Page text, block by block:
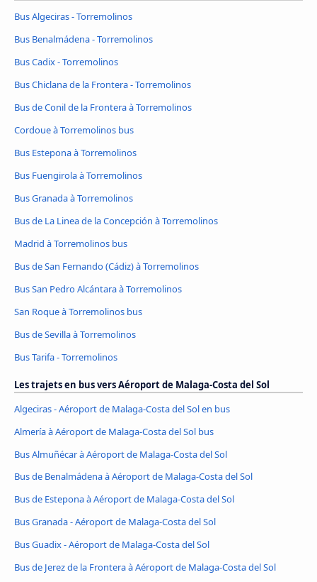
Bus Algeciras - Torremolinos
Bus Benalmádena - Torremolinos
Bus Cadix - Torremolinos
Bus Chiclana de la Frontera - Torremolinos
Bus de Conil de la Frontera à Torremolinos
Cordoue à Torremolinos bus
Bus Estepona à Torremolinos
Bus Fuengirola à Torremolinos
Bus Granada à Torremolinos
Bus de La Linea de la Concepción à Torremolinos
Madrid à Torremolinos bus
Bus de San Fernando (Cádiz) à Torremolinos
Bus San Pedro Alcántara à Torremolinos
San Roque à Torremolinos bus
Bus de Sevilla à Torremolinos
Bus Tarifa - Torremolinos
Les trajets en bus vers Aéroport de Malaga-Costa del Sol
Algeciras - Aéroport de Malaga-Costa del Sol en bus
Almería à Aéroport de Malaga-Costa del Sol bus
Bus Almuñécar à Aéroport de Malaga-Costa del Sol
Bus de Benalmádena à Aéroport de Malaga-Costa del Sol
Bus de Estepona à Aéroport de Malaga-Costa del Sol
Bus Granada - Aéroport de Malaga-Costa del Sol
Bus Guadix - Aéroport de Malaga-Costa del Sol
Bus de Jerez de la Frontera à Aéroport de Malaga-Costa del Sol